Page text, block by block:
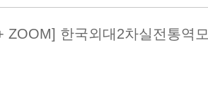
ZOOM] 한국외대2차실전통역모